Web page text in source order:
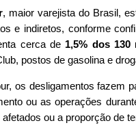
, maior varejista do Brasil,
e indiretos, conforme
cerca de 1,5% dos
postos de gasolina e
os desligamentos fazem
ou as operações
ou a proporção de